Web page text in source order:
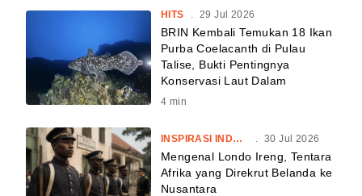
HITS 29 Jul 2026
BRIN Kembali Temukan 18 Ikan
Purba Coelacanth di Pulau
Talise, Bukti Pentingnya
Konservasi Laut Dalam
4 min
INSPIRASI INDONESIA 30 Jul 2026
Mengenal Londo Ireng, Tentara
Afrika yang Direkrut Belanda ke
Nusantara